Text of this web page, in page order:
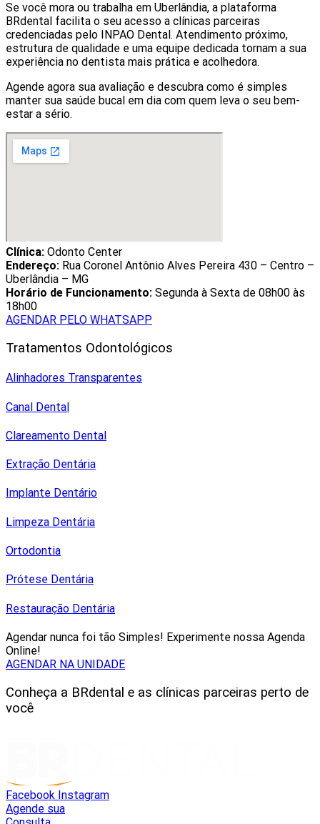
Se você mora ou trabalha em Uberlândia, a plataforma
BRdental facilita o seu acesso a clínicas parceiras
credenciadas pelo INPAO Dental. Atendimento próximo,
estrutura de qualidade e uma equipe dedicada tornam a sua
experiência no dentista mais prática e acolhedora.
Agende agora sua avaliação e descubra como é simples
manter sua saúde bucal em dia com quem leva o seu bem-
estar a sério.
Clínica: Odonto Center
Endereço: Rua Coronel Antônio Alves Pereira 430 – Centro –
Uberlândia – MG
Horário de Funcionamento: Segunda à Sexta de 08h00 às
18h00
AGENDAR PELO WHATSAPP
Tratamentos Odontológicos
Alinhadores Transparentes
Canal Dental
Clareamento Dental
Extração Dentária
Implante Dentário
Limpeza Dentária
Ortodontia
Prótese Dentária
Restauração Dentária
Agendar nunca foi tão Simples! Experimente nossa Agenda
Online!
AGENDAR NA UNIDADE
Conheça a BRdental e as clínicas parceiras perto de
você
Facebook Instagram
Agende sua